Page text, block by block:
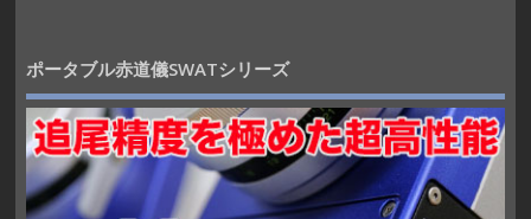
ポータブル赤道儀SWATシリーズ